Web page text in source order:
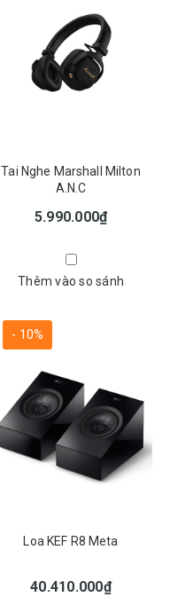
Tai Nghe Marshall Milton
A.N.C
5.990.000₫
Thêm vào so sánh
- 10%
Loa KEF R8 Meta
40.410.000₫